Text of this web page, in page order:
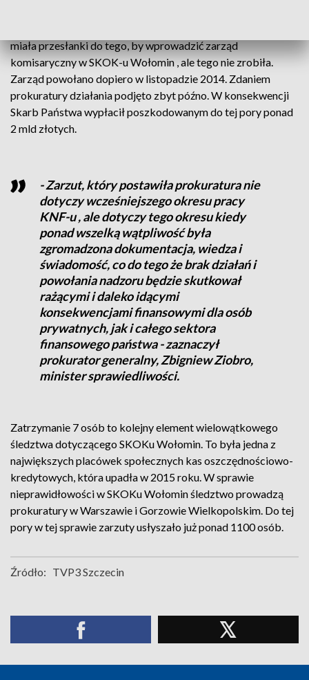
miała przesłanki do tego, by wprowadzić zarząd
komisaryczny w SKOK-u Wołomin , ale tego nie zrobiła.
Zarząd powołano dopiero w listopadzie 2014. Zdaniem
prokuratury działania podjęto zbyt późno. W konsekwencji
Skarb Państwa wypłacił poszkodowanym do tej pory ponad
2 mld złotych.
- Zarzut, który postawiła prokuratura nie
dotyczy wcześniejszego okresu pracy
KNF-u , ale dotyczy tego okresu kiedy
ponad wszelką wątpliwość była
zgromadzona dokumentacja, wiedza i
świadomość, co do tego że brak działań i
powołania nadzoru będzie skutkował
rażącymi i daleko idącymi
konsekwencjami finansowymi dla osób
prywatnych, jak i całego sektora
finansowego państwa - zaznaczył
prokurator generalny, Zbigniew Ziobro,
minister sprawiedliwości.
Zatrzymanie 7 osób to kolejny element wielowątkowego
śledztwa dotyczącego SKOKu Wołomin. To była jedna z
największych placówek społecznych kas oszczędnościowo-
kredytowych, która upadła w 2015 roku. W sprawie
nieprawidłowości w SKOKu Wołomin śledztwo prowadzą
prokuratury w Warszawie i Gorzowie Wielkopolskim. Do tej
pory w tej sprawie zarzuty usłyszało już ponad 1100 osób.
Źródło: TVP3 Szczecin